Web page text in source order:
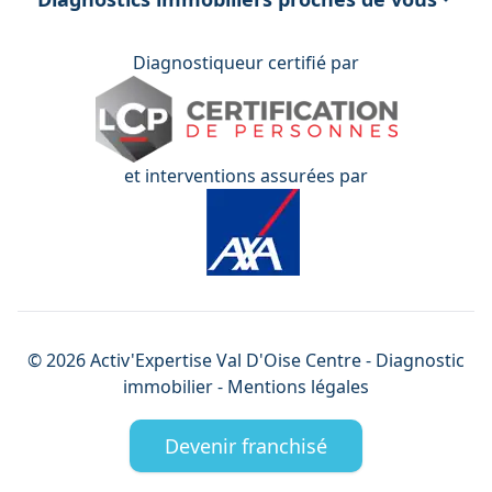
Diagnostiqueur certifié par
et interventions assurées par
©2026Activ'ExpertiseVal D'Oise Centre- Diagnostic
immobilier - Mentions légales
Devenir franchisé